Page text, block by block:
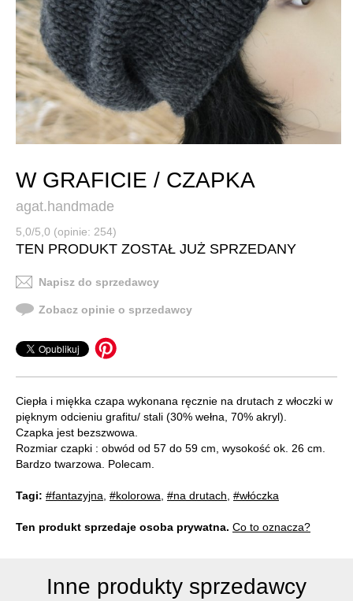
W GRAFICIE / CZAPKA
agat.handmade
5,0/5,0 (opinie: 254)
TEN PRODUKT ZOSTAŁ JUŻ SPRZEDANY
Napisz do sprzedawcy
Zobacz opinie o sprzedawcy
Ciepła i miękka czapa wykonana ręcznie na drutach z włoczki w
pięknym odcieniu grafitu/ stali (30% wełna, 70% akryl).
Czapka jest bezszwowa.
Rozmiar czapki : obwód od 57 do 59 cm, wysokość ok. 26 cm.
Bardzo twarzowa. Polecam.
Tagi: #fantazyjna #kolorowa #na drutach #włóczka
Ten produkt sprzedaje osoba prywatna. Co to oznacza?
Inne produkty sprzedawcy